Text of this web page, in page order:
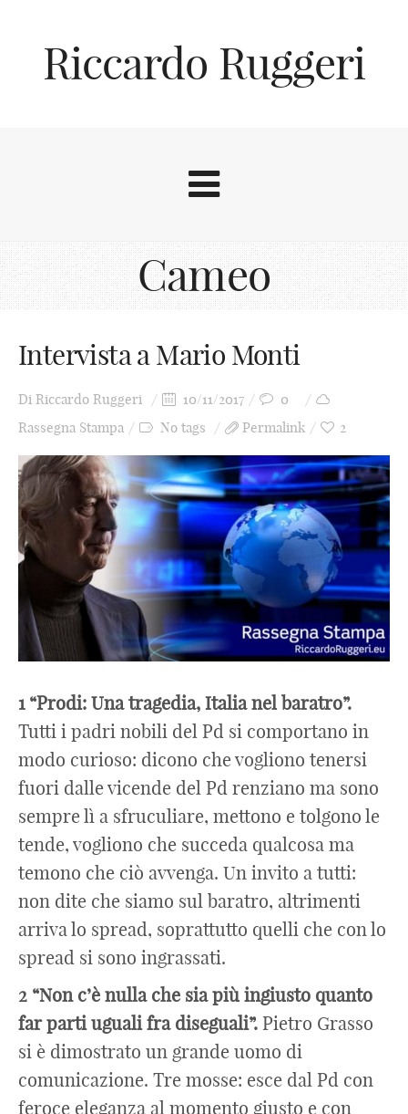
Riccardo Ruggeri
Cameo
Intervista a Mario Monti
Di Riccardo Ruggeri 10/11/2017
0
Rassegna Stampa
No tags Permalink 2
1 “Prodi: Una tragedia, Italia nel baratro”.
Tutti i padri nobili del Pd si comportano in
modo curioso: dicono che vogliono tenersi
fuori dalle vicende del Pd renziano ma sono
sempre lì a sfruculiare, mettono e tolgono le
tende, vogliono che succeda qualcosa ma
temono che ciò avvenga. Un invito a tutti:
non dite che siamo sul baratro, altrimenti
arriva lo spread, soprattutto quelli che con lo
spread si sono ingrassati.
2 “Non c’è nulla che sia più ingiusto quanto
far parti uguali fra diseguali”. Pietro Grasso
si è dimostrato un grande uomo di
comunicazione. Tre mosse: esce dal Pd con
feroce eleganza al momento giusto e con